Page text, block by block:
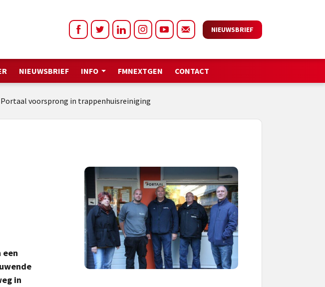
NIEUWSBRIEF
NIEUWSBRIEF INFO FMNEXTGEN CONTACT
voorsprong in trappenhuisreiniging
een
in